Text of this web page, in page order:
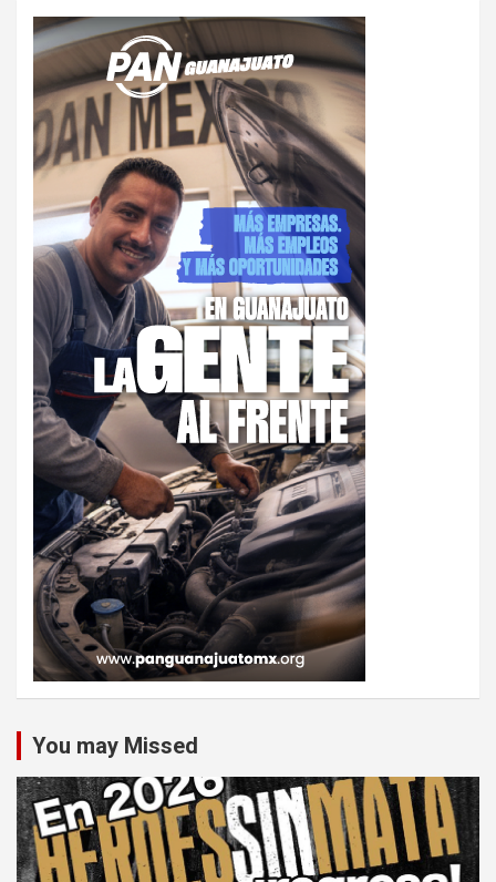
You may Missed